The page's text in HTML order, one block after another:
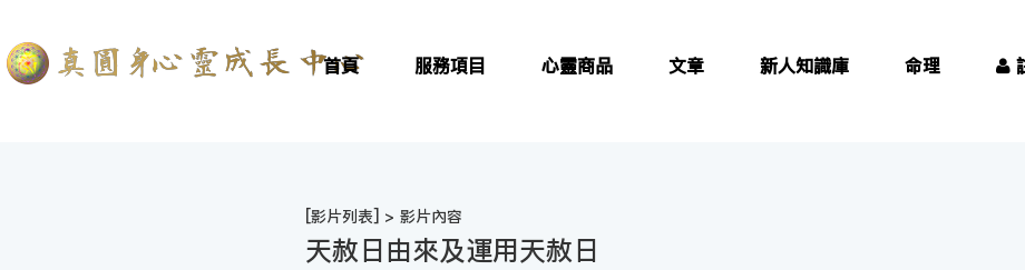
首頁 服務項目 心靈商品 文章 新人知識庫 命理
[影片列表] > 影片內容
天赦日由來及運用天赦日